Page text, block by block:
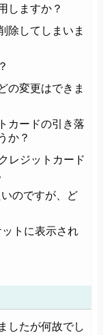
しますか？
除してしまいま
の変更はできま
カードの引き落
か？
レジットカード
のですが、ど
トに表示され
したが何故でし